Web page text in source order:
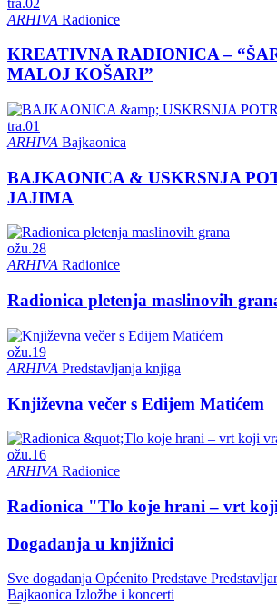
ARHIVA Radionice
KREATIVNA RADIONICA –
MALOJ KOŠARI”
tra.01
ARHIVA Bajkaonica
BAJKAONICA & USKRSNJA
JAJIMA
ožu.28
ARHIVA Radionice
Radionica pletenja maslinovih
ožu.19
ARHIVA Predstavljanja knjiga
Književna večer s Edijem Matićem
ožu.16
ARHIVA Radionice
Radionica "Tlo koje hrani – vrt
Događanja u knjižnici
Sve dogadanja Općenito Predstave
Bajkaonica Izložbe i koncerti